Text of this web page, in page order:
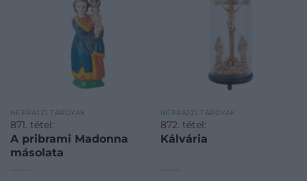
NÉPRAJZI TÁRGYAK
871. tétel:
A pribrami Madonna
másolata
NÉPRAJZI TÁRGYAK
872. tétel:
Kálvária